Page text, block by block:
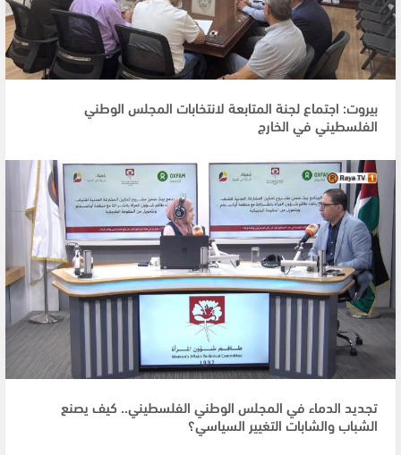
بيروت: اجتماع لجنة المتابعة لانتخابات المجلس الوطني
الفلسطيني في الخارج
تجديد الدماء في المجلس الوطني الفلسطيني.. كيف يصنع
الشباب والشابات التغيير السياسي؟